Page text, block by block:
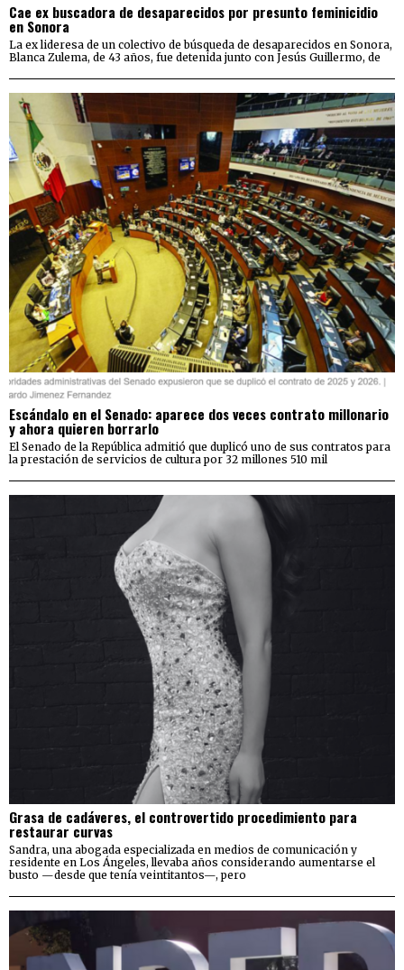
Cae ex buscadora de desaparecidos por presunto feminicidio
en Sonora
La ex lideresa de un colectivo de búsqueda de desaparecidos en Sonora,
Blanca Zulema, de 43 años, fue detenida junto con Jesús Guillermo, de
Escándalo en el Senado: aparece dos veces contrato millonario
y ahora quieren borrarlo
El Senado de la República admitió que duplicó uno de sus contratos para
la prestación de servicios de cultura por 32 millones 510 mil
Grasa de cadáveres, el controvertido procedimiento para
restaurar curvas
Sandra, una abogada especializada en medios de comunicación y
residente en Los Ángeles, llevaba años considerando aumentarse el
busto —desde que tenía veintitantos—, pero